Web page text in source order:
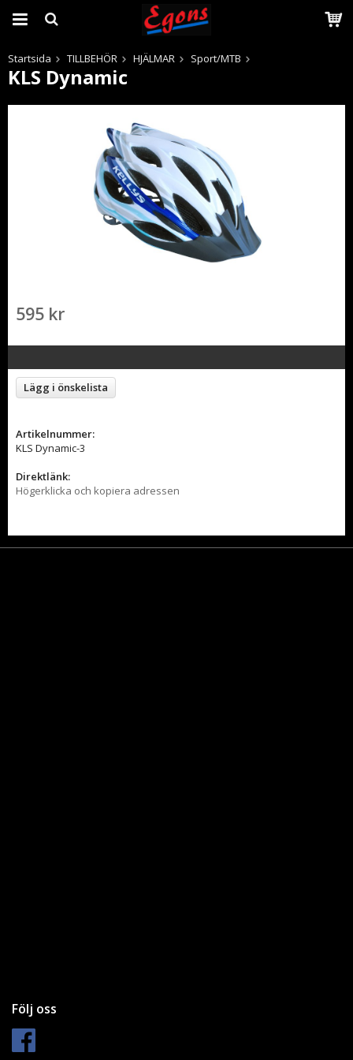
Produkten har blivit tillagd i varukorgen
Startsida TILLBEHÖR HJÄLMAR Sport/MTB
KLS Dynamic
595 kr
Lägg i önskelista
Artikelnummer:
KLS Dynamic-3
Direktlänk:
Högerklicka och kopiera adressen
Följ oss